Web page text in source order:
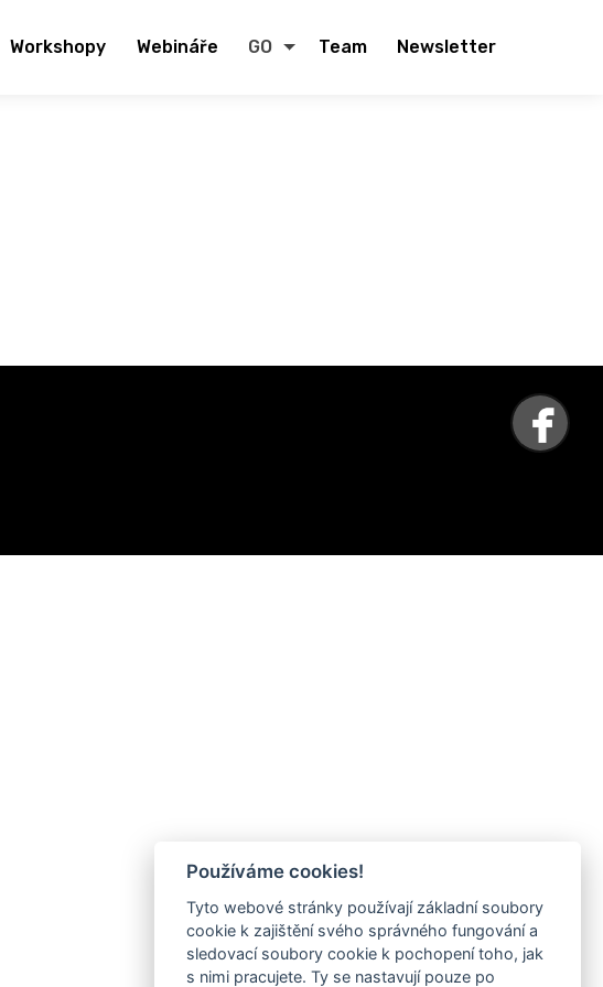
Workshopy Webináře GO Team Newsletter
Používáme cookies!
Tyto webové stránky používají základní soubory
cookie k zajištění svého správného fungování a
sledovací soubory cookie k pochopení toho, jak
s nimi pracujete. Ty se nastavují pouze po